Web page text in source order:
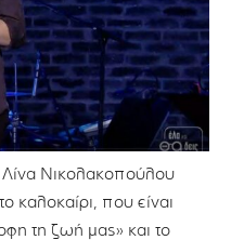
Νικολακοπούλου
καλοκαίρι, που είναι
τη ζωή µας» και το